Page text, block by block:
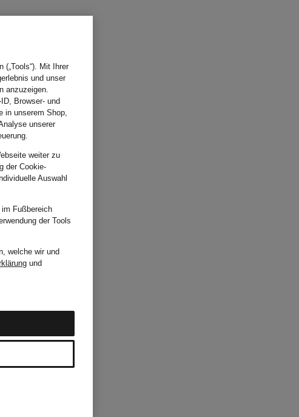
(„Tools“). Mit Ihrer
und unser
anzuzeigen.
Browser- und
in unserem Shop,
unserer
weiter zu
der Cookie-
Auswahl
Fußbereich
der Tools
welche wir und
und